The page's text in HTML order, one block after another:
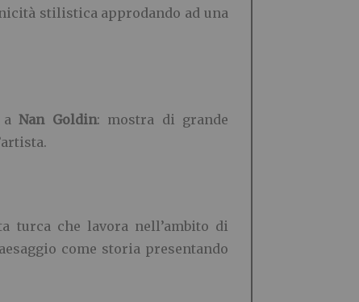
stilistica approdando ad una
aNan Goldin: mostra di grande
turca che lavora nell’ambito di
come storia presentando